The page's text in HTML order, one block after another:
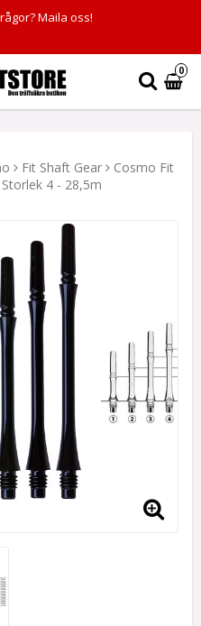
Maila oss!
0
Fit Shaft Gear
Cosmo Fit
4 - 28,5m